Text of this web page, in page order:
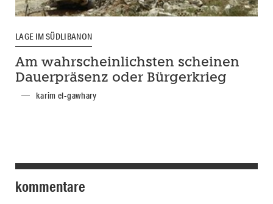
LAGE IM SÜDLIBANON
Am wahrscheinlichsten scheinen
Dauerpräsenz oder Bürgerkrieg
karim el-gawhary
kommentare